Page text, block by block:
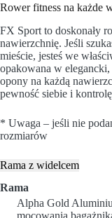
Rower fitness na każde
FX Sport to doskonały
nawierzchnię. Jeśli
mieście, jesteś we
opakowana w
opony na każdą
pewność siebie i
* Uwaga – jeśli nie
rozmiarów
Rama z widelcem
Rama
Alpha Gold